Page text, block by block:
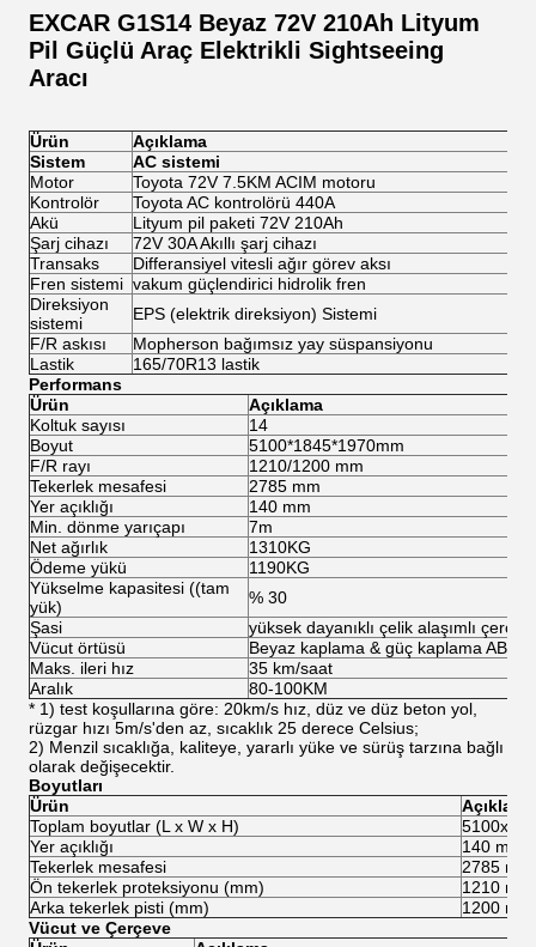
EXCAR G1S14 Beyaz 72V 210Ah Lityum
Pil Güçlü Araç Elektrikli Sightseeing
Aracı
Ürün
Açıklama
Sistem
AC sistemi
Motor
Toyota 72V 7.5KM ACIM motoru
Kontrolör
Toyota AC kontrolörü 440A
Akü
Lityum pil paketi 72V 210Ah
Şarj cihazı
72V 30A Akıllı şarj cihazı
Transaks
Differansiyel vitesli ağır görev aksı
Fren sistemi vakum güçlendirici hidrolik fren
Direksiyon
sistemi
EPS (elektrik direksiyon) Sistemi
F/R askısı
Mopherson bağımsız yay süspansiyonu
Lastik
165/70R13 lastik
Performans
Ürün
Açıklama
Koltuk sayısı
14
Boyut
5100*1845*1970mm
F/R rayı
1210/1200 mm
Tekerlek mesafesi
2785 mm
Yer açıklığı
140 mm
Min. dönme yarıçapı
7m
Net ağırlık
1310KG
Ödeme yükü
1190KG
Yükselme kapasitesi ((tam
yük)
% 30
Şasi
yüksek dayanıklı çelik alaşımlı
Vücut örtüsü
Beyaz kaplama & güç kaplama ABS
Maks. ileri hız
35 km/saat
Aralık
80-100KM
* 1) test koşullarına göre: 20km/s hız, düz ve düz beton yol,
rüzgar hızı 5m/s'den az, sıcaklık 25 derece Celsius;
2) Menzil sıcaklığa, kaliteye, yararlı yüke ve sürüş tarzına bağlı
olarak değişecektir.
Boyutları
Ürün
Açıklama
Toplam boyutlar (L x W x H)
Yer açıklığı
140 mm
Tekerlek mesafesi
2785 mm
Ön tekerlek proteksiyonu (mm)
1210 mm
Arka tekerlek pisti (mm)
1200 mm
Vücut ve Çerçeve